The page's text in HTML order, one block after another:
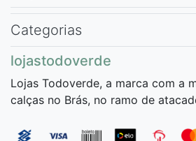
Categorias
lojastodoverde
Lojas Todoverde, a marca com a
calças no Brás, no ramo de